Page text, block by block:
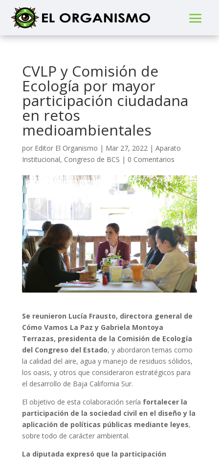
CVLP y Comisión de
Ecología por mayor
participación ciudadana
en retos
medioambientales
por Editor El Organismo | Mar 27, 2022| Aparato
Institucional, Congreso de BCS | 0 Comentarios
Se reunieron Lucía Frausto, directora general de
Cómo Vamos La Paz y Gabriela Montoya
Terrazas, presidenta de la Comisión de Ecología
del Congreso del Estado, y abordaron temas como
la calidad del aire, agua y manejo de residuos sólidos,
los oasis, y otros que consideraron estratégicos para
el desarrollo de Baja California Sur.
El objetivo de esta colaboración sería fortalecer la
participación de la sociedad civil en el diseño y la
aplicación de políticas públicas mediante leyes,
sobre todo de carácter ambiental.
La diputada expresó que la participación